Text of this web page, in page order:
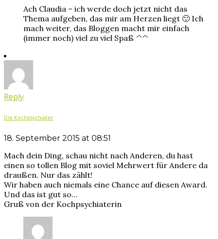
Ach Claudia – ich werde doch jetzt nicht das
Thema aufgeben, das mir am Herzen liegt 🙂 Ich
mach weiter, das Bloggen macht mir einfach
(immer noch) viel zu viel Spaß ^^
Reply
Die Kochpsychiater
18. September 2015 at 08:51
Mach dein Ding, schau nicht nach Anderen, du hast
einen so tollen Blog mit soviel Mehrwert für Andere da
draußen. Nur das zählt!
Wir haben auch niemals eine Chance auf diesen Award.
Und das ist gut so…
Gruß von der Kochpsychiaterin